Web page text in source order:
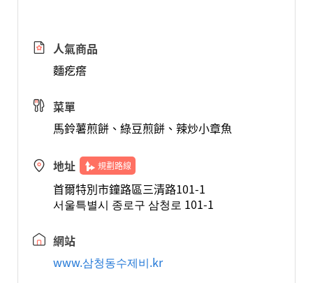
人氣商品
麵疙瘩
菜單
馬鈴薯煎餅、綠豆煎餅、辣炒小章魚
地址 規劃路線
首爾特別市鐘路區三清路101-1
서울특별시 종로구 삼청로 101-1
網站
www.삼청동수제비.kr